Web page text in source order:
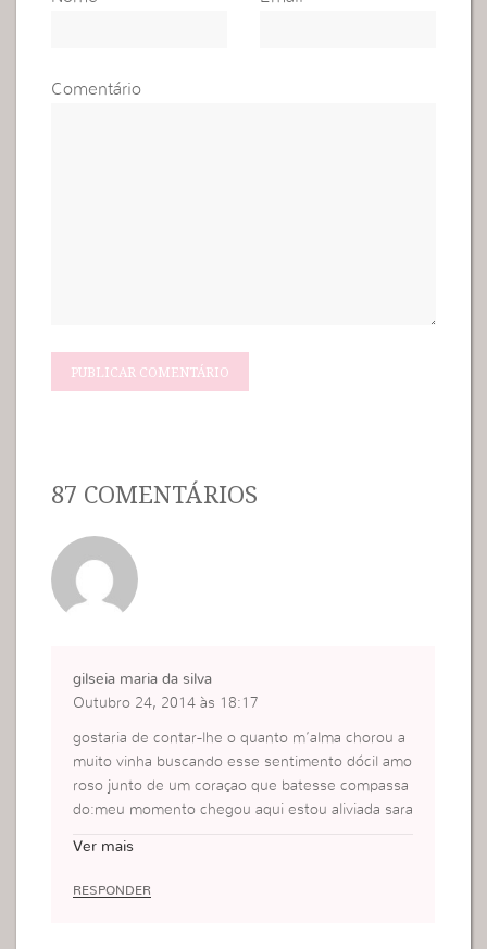
Comentário
87 COMENTÁRIOS
gilseia maria da silva
Outubro 24, 2014 às 18:17
gostaria de contar-lhe o quanto m’alma chorou a
muito vinha buscando esse sentimento dócil amo
roso junto de um coraçao que batesse compassa
do:meu momento chegou aqui estou aliviada sara
Ver mais
RESPONDER